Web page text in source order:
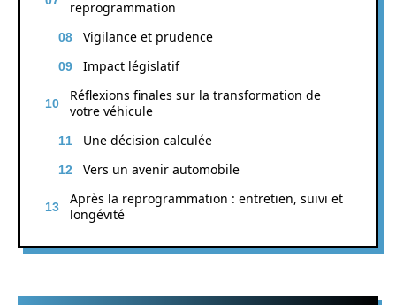
reprogrammation
Vigilance et prudence
Impact législatif
Réflexions finales sur la transformation de
votre véhicule
Une décision calculée
Vers un avenir automobile
Après la reprogrammation : entretien, suivi et
longévité